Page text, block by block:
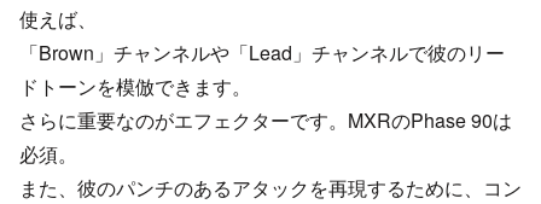
使えば、
「Brown」チャンネルや「Lead」チャンネルで彼のリー
ドトーンを模倣できます。
さらに重要なのがエフェクターです。MXRのPhase 90は
必須。
また、彼のパンチのあるアタックを再現するために、コン